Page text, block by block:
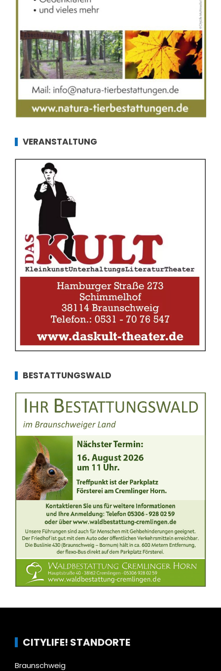
VERANSTALTUNG
BESTATTUNGSWALD
CITYLIFE! STANDORTE
Braunschweig